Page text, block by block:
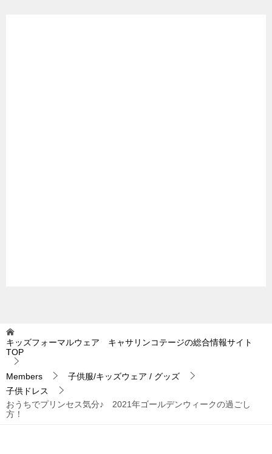
キッズフォーマルウェア キャサリンコテージの総合情報サイト
TOP
Members
子供服/キッズウェア / グッズ
子供ドレス
おうちでプリンセス気分♪ 2021年ゴールデンウィークの過ごし
方！